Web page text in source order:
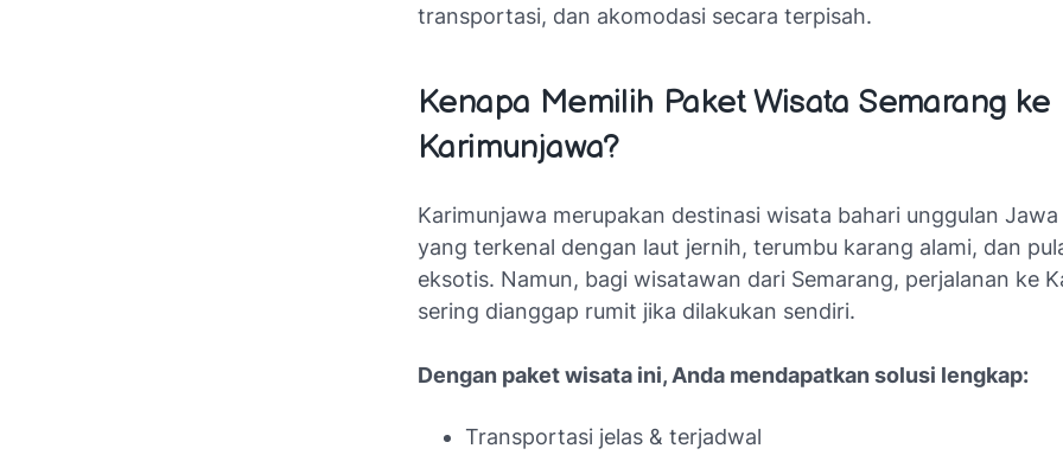
transportasi, dan akomodasi secara terpisah.
Kenapa Memilih Paket Wisata Semarang ke
Karimunjawa?
Karimunjawa merupakan destinasi wisata bahari unggulan Jawa
yang terkenal dengan laut jernih, terumbu karang alami, dan
eksotis. Namun, bagi wisatawan dari Semarang, perjalanan ke
sering dianggap rumit jika dilakukan sendiri.
Dengan paket wisata ini, Anda mendapatkan solusi lengkap:
Transportasi jelas & terjadwal